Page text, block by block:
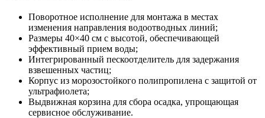
Поворотное исполнение для монтажа в местах
изменения направления водоотводных линий;
Размеры 40×40 см с высотой, обеспечивающей
эффективный прием воды;
Интегрированный пескоотделитель для задержания
взвешенных частиц;
Корпус из морозостойкого полипропилена с защитой от
ультрафиолета;
Выдвижная корзина для сбора осадка, упрощающая
сервисное обслуживание.